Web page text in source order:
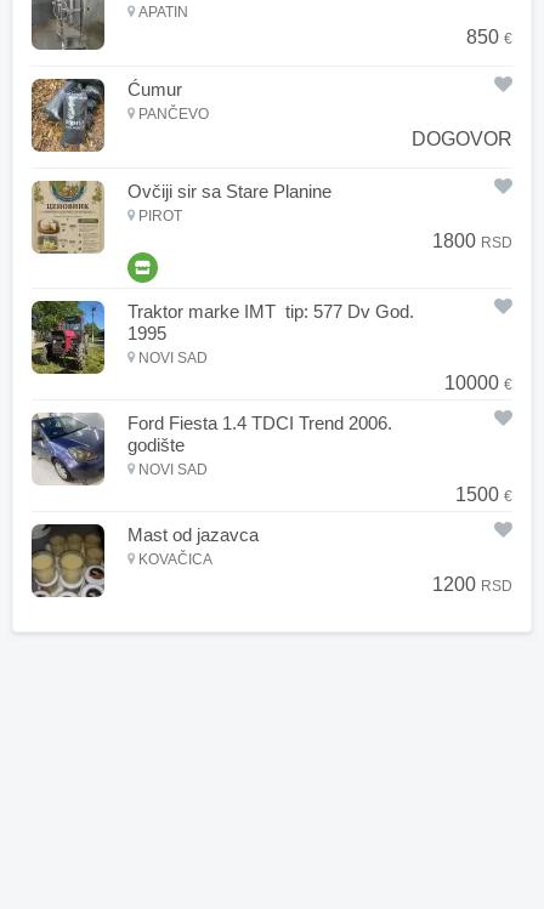
APATIN
850 €
Ćumur
PANČEVO
DOGOVOR
Ovčiji sir sa Stare Planine
PIROT
1800 RSD
Traktor marke IMT tip: 577 Dv God.
1995
NOVI SAD
10000 €
Ford Fiesta 1.4 TDCI Trend 2006.
godište
NOVI SAD
1500 €
Mast od jazavca
KOVAČICA
1200 RSD